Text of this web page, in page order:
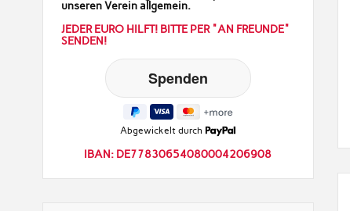
unseren Verein allgemein.
JEDER EURO HILFT! BITTE PER "AN FREUNDE"
SENDEN!
Abgewickelt durch
IBAN: DE77830654080004206908